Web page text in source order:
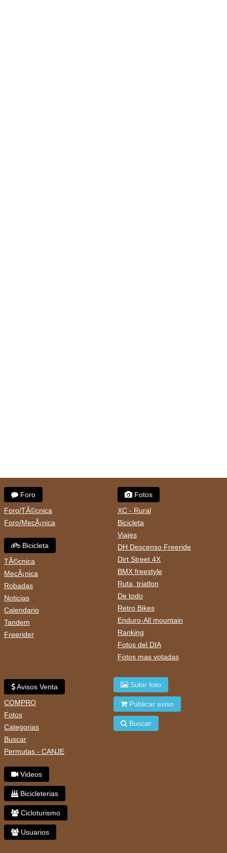
Foro
Foro/TÃ©cnica
Foro/MecÃ¡nica
Bicicleta
TÃ©cnica
MecÃ¡nica
Robadas
Noticias
Calendario
Tandem
Freerider
Fotos
XC - Rural
Bicicleta
Viajes
DH Descenso Freeride
Dirt Street 4X
BMX freestyle
Ruta, triatlon
De todo
Retro Bikes
Enduro-All mountain
Ranking
Fotos del DIA
Fotos mas votadas
Avisos Venta
COMPRO
Fotos
Categorias
Buscar
Permutas - CANJE
Videos
Bicicleterias
Cicloturismo
Usuarios
Subir foto
Publicar aviso
Buscar